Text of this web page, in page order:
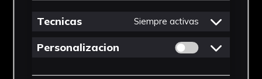
Tecnicas Siempre activas
Personalizacion Permitir cookies